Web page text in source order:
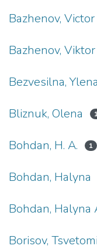
Bazhenov, Victor
Bazhenov, Viktor
Bezvesilna, Ylena
Bliznuk, Olena
Bohdan, H. A. 1
Bohdan, Halyna
Bohdan, Halyna
Borisov,